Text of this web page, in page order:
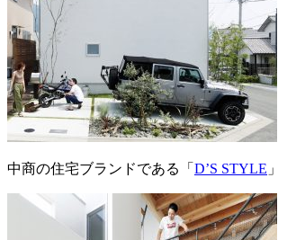
中商の住宅ブランドである「 D’S STYLE 」